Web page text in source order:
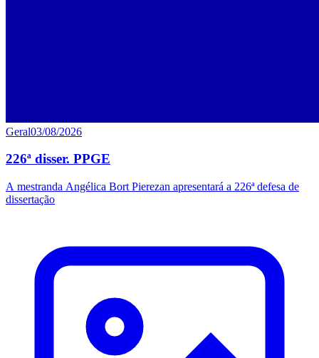
Geral03/08/2026
226ª disser. PPGE
A mestranda Angélica Bort Pierezan apresentará a 226ª defesa de
dissertação